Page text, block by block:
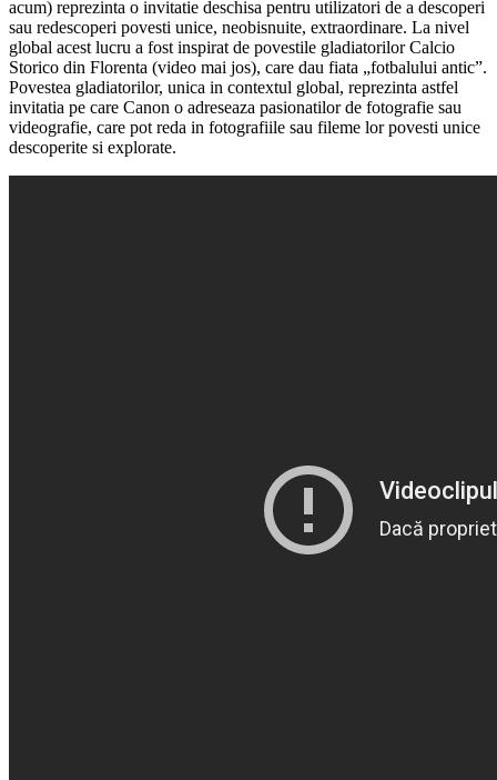
acum) reprezinta o invitatie deschisa pentru utilizatori de a descoperi
sau redescoperi povesti unice, neobisnuite, extraordinare. La nivel
global acest lucru a fost inspirat de povestile gladiatorilor Calcio
Storico din Florenta (video mai jos), care dau fiata „fotbalului antic”.
Povestea gladiatorilor, unica in contextul global, reprezinta astfel
invitatia pe care Canon o adreseaza pasionatilor de fotografie sau
videografie, care pot reda in fotografiile sau fileme lor povesti unice
descoperite si explorate.